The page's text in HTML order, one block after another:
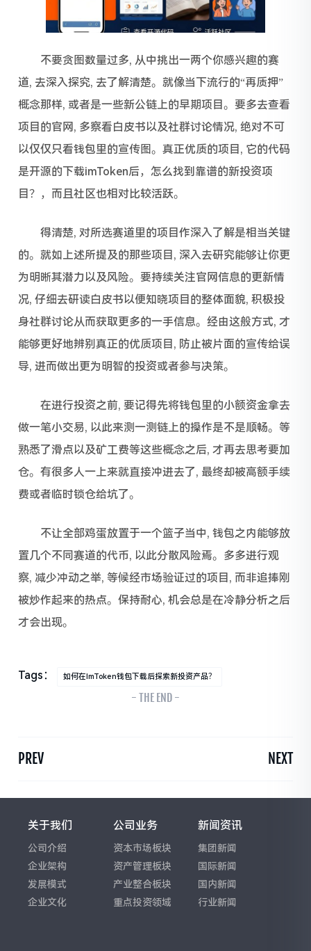
不要贪图数量过多, 从中挑出一两个你感兴趣的赛
道, 去深入探究, 去了解清楚。就像当下流行的“再质押”
概念那样, 或者是一些新公链上的早期项目。要多去查看
项目的官网, 多察看白皮书以及社群讨论情况, 绝对不可
以仅仅只看钱包里的宣传图。真正优质的项目, 它的代码
是开源的下载imToken后，怎么找到靠谱的新投资项
目？，而且社区也相对比较活跃。
得清楚, 对所选赛道里的项目作深入了解是相当关键
的。就如上述所提及的那些项目, 深入去研究能够让你更
为明晰其潜力以及风险。要持续关注官网信息的更新情
况, 仔细去研读白皮书以便知晓项目的整体面貌, 积极投
身社群讨论从而获取更多的一手信息。经由这般方式, 才
能够更好地辨别真正的优质项目, 防止被片面的宣传给误
导, 进而做出更为明智的投资或者参与决策。
在进行投资之前, 要记得先将钱包里的小额资金拿去
做一笔小交易, 以此来测一测链上的操作是不是顺畅。等
熟悉了滑点以及矿工费等这些概念之后, 才再去思考要加
仓。有很多人一上来就直接冲进去了, 最终却被高额手续
费或者临时锁仓给坑了。
不让全部鸡蛋放置于一个篮子当中, 钱包之内能够放
置几个不同赛道的代币, 以此分散风险焉。多多进行观
察, 减少冲动之举, 等候经市场验证过的项目, 而非追捧刚
被炒作起来的热点。保持耐心, 机会总是在冷静分析之后
才会出现。
Tags： 如何在imToken钱包下载后探索新投资产品？
- THE END -
PREV NEXT
关于我们
公司介绍
企业架构
发展模式
企业文化
公司业务
资本市场板块
资产管理板块
产业整合板块
重点投资领域
新闻资讯
集团新闻
国际新闻
国内新闻
行业新闻